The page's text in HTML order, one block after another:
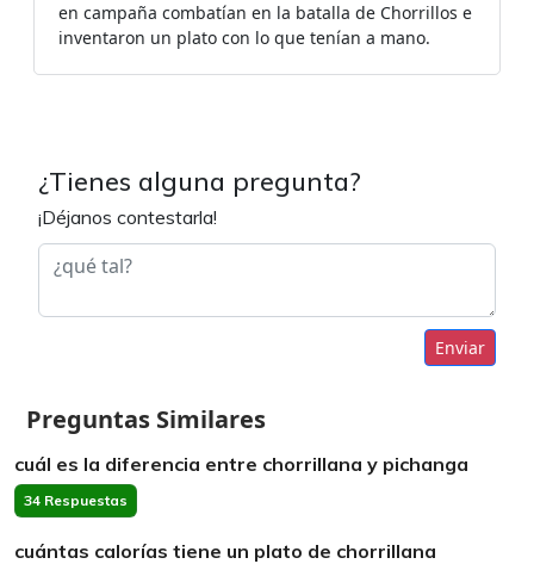
en campaña combatían en la batalla de Chorrillos e
inventaron un plato con lo que tenían a mano.
¿Tienes alguna pregunta?
¡Déjanos contestarla!
Enviar
Preguntas Similares
cuál es la diferencia entre chorrillana y pichanga
34 Respuestas
cuántas calorías tiene un plato de chorrillana